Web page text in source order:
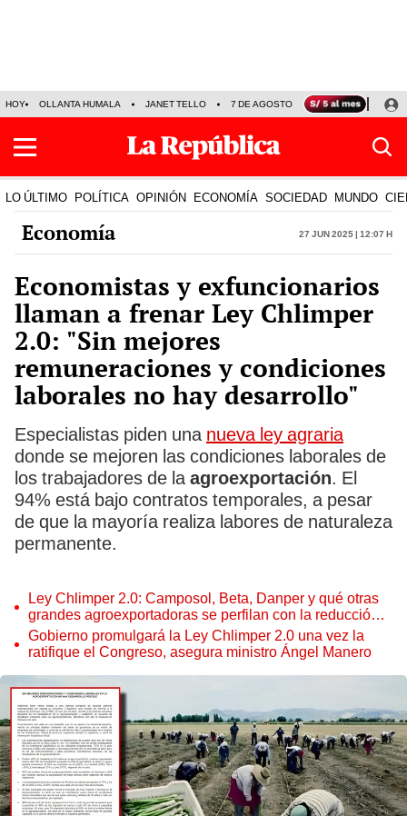
HOY OLLANTA HUMALA JANET TELLO 7 DE AGOSTO TINKA RESULTADOS
LO ÚLTIMO POLÍTICA OPINIÓN ECONOMÍA SOCIEDAD MUNDO
Economía 27 Jun 2025 | 12:07 h
Economistas y exfuncionarios
llaman a frenar Ley Chlimper
2.0: "Sin mejores
remuneraciones y condiciones
laborales no hay desarrollo"
Especialistas piden una nueva ley agraria
donde se mejoren las condiciones laborales de
los trabajadores de la agroexportación. El
94% está bajo contratos temporales, a pesar
de que la mayoría realiza labores de naturaleza
permanente.
Ley Chlimper 2.0: Camposol, Beta, Danper y qué otras
grandes agroexportadoras se perfilan con la reducción
de impuestos por 10 años
Gobierno promulgará la Ley Chlimper 2.0 una vez la
ratifique el Congreso, asegura ministro Ángel Manero